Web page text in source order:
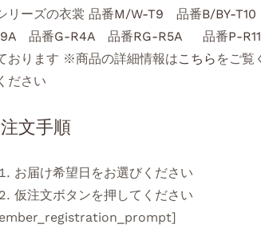
リーズの衣裳 品番M/W-T9 品番B/BY-T10
品番G-R4A 品番RG-R5A 品番P-R11
おります ※商品の詳細情報はこちら をご覧
ださい
文手順
お届け希望日をお選びください
仮注文ボタンを押してください